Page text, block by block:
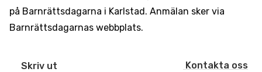
på Barnrättsdagarna i Karlstad. Anmälan sker via
Barnrättsdagarnas webbplats.
Skriv ut Kontakta oss